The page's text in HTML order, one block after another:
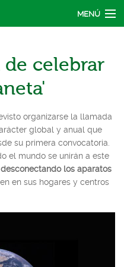
MENÚ
celebrar
organizarse la llamada
global y anual que
su primera convocatoria.
el mundo se unirán a este
desconectando los aparatos
en sus hogares y centros